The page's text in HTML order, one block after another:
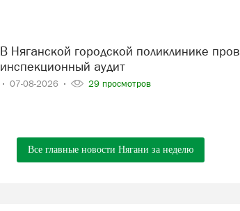
В Няганской городской поликлинике проведен второй
инспекционный аудит
07-08-2026 29 просмотров
Все главные новости Нягани за неделю